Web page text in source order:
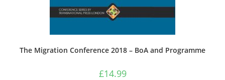
The Migration Conference 2018 – BoA and Programme
£14.99